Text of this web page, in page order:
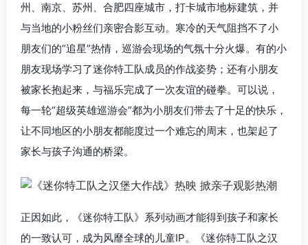
州、南京、苏州、合肥四座城市，打卡城市地标建筑，并
与当地的小粉丝们亲密合影互动。寒冷的天气阻挡不了小
朋友们的“追星”热情，巡游会现场的气氛十分火爆。有的小
朋友现场学习了迷你特工队成员的作战姿势；还有小朋友
被家长抱起来，与福乐完成了一次友谊的碰拳。可以说，
每一轮“超级英雄巡游会”都为小朋友们带去了十足的快乐，
让不同地区的小朋友都能度过一个难忘的周末，也架起了
家长与孩子沟通的桥梁。
正因如此，《迷你特工队》系列动画才能得到孩子和家长
的一致认可，成为风靡全球的儿童IP。《迷你特工队之汉